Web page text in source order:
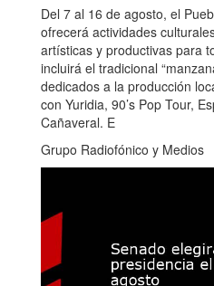
Del 7 al 16 de agosto, el
ofrecerá actividades
artísticas y productivas para
incluirá el tradicional
dedicados a la producción
con Yuridia, 90’s Pop Tour,
Cañaveral. E
Grupo Radiofónico y Medios